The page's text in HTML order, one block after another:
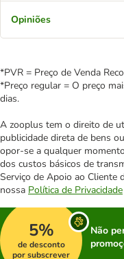
Opiniões
*PVR = Preço de Venda
*Preço regular = O preço
dias.
A zooplus tem o direito de
publicidade direta de bens
opor-se a qualquer
dos custos básicos de
Serviço de Apoio ao Cliente
nossa Política de Privacidade
5%
de desconto
por subscrever
Não